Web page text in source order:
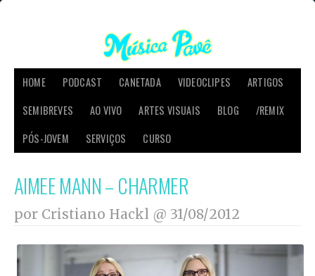
HOME PODCAST CANETADA VIDEOCLIPES
ARTIGOS
SEMIBREVES
AO VIVO ARTES VISUAIS BLOG
/REMIX
PÓS-JOVEM
SERVIÇOS CURSO
AIMEE MANN – CHARMER
por Cristiano Hackl @ 31/08/2012